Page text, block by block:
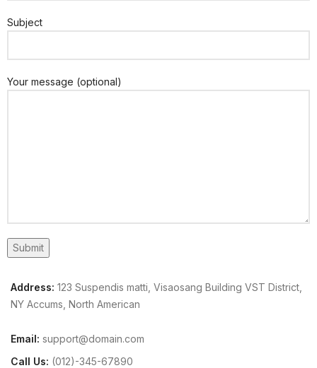
Subject
Your message (optional)
Address: 123 Suspendis matti, Visaosang Building VST District,
NY Accums, North American
Email: support@domain.com
Call Us: (012)-345-67890